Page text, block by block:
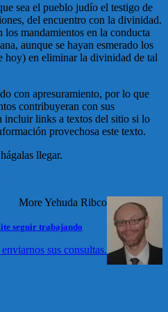
sea el pueblo judío el testigo de
del encuentro con la divinidad.
los mandamientos en la conducta
aunque se hayan esmerado los
hoy) en eliminar la divinidad de tal
con apresuramiento, por lo que
contribuyeran con sus
incluir links a textos del sitio si lo
provechosa este texto.
llegar.
More Yehuda Ribco
seguir trabajando
enviarnos sus consultas.